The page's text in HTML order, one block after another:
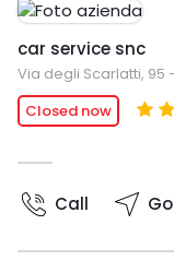
car service snc
Via degli Scarlatti, 95
Closed now
Call Go